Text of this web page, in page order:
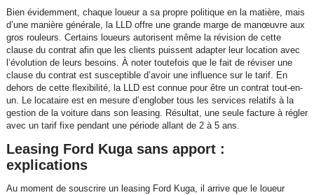
Bien évidemment, chaque loueur a sa propre politique en la matière, mais
d’une manière générale, la LLD offre une grande marge de manœuvre aux
gros rouleurs. Certains loueurs autorisent même la révision de cette
clause du contrat afin que les clients puissent adapter leur location avec
l’évolution de leurs besoins. À noter toutefois que le fait de réviser une
clause du contrat est susceptible d’avoir une influence sur le tarif. En
dehors de cette flexibilité, la LLD est connue pour être un contrat tout-en-
un. Le locataire est en mesure d’englober tous les services relatifs à la
gestion de la voiture dans son leasing. Résultat, une seule facture à régler
avec un tarif fixe pendant une période allant de 2 à 5 ans.
Leasing Ford Kuga sans apport :
explications
Au moment de souscrire un leasing Ford Kuga, il arrive que le loueur